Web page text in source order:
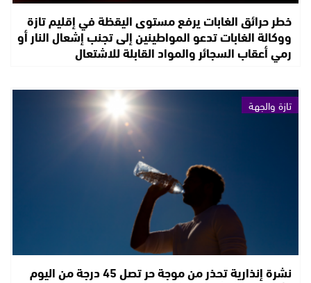
خطر حرائق الغابات يرفع مستوى اليقظة في إقليم تازة
ووكالة الغابات تدعو المواطينين إلى تجنب إشعال النار أو
رمي أعقاب السجائر والمواد القابلة للاشتعال
تازة والجهة
نشرة إنذارية تحذر من موجة حر تصل 45 درجة من اليوم